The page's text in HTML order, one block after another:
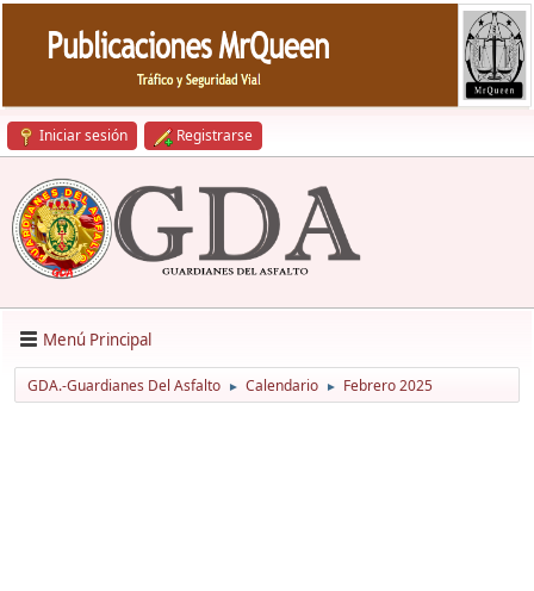
Iniciar sesión Registrarse
Menú Principal
GDA.-Guardianes Del Asfalto ► Calendario ► Febrero 2025